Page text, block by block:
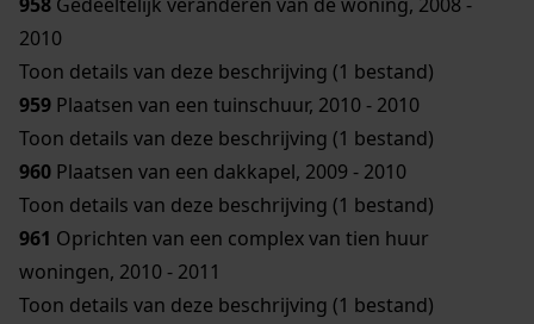
2010
Toon details van deze beschrijving (1 bestand)
959 Plaatsen van een tuinschuur, 2010 - 2010
Toon details van deze beschrijving (1 bestand)
960 Plaatsen van een dakkapel, 2009 - 2010
Toon details van deze beschrijving (1 bestand)
961 Oprichten van een complex van tien huur
woningen, 2010 - 2011
Toon details van deze beschrijving (1 bestand)